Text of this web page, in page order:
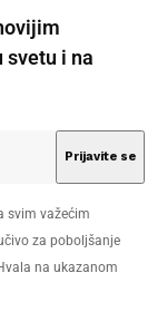
svetu i na
svim važećim
za poboljšanje
na ukazanom